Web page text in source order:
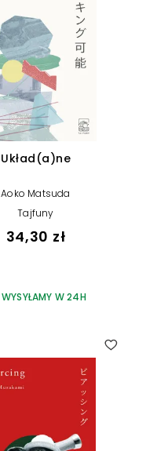
Układ(a)ne
Aoko Matsuda
Tajfuny
34,30 zł
WYSYŁAMY W 24H